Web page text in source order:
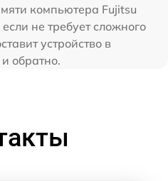
компьютера Fujitsu
не требует сложного
устройство в
обратно.